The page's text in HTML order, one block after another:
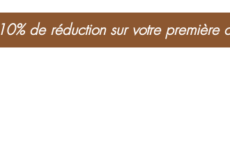
10% de réduction sur votre